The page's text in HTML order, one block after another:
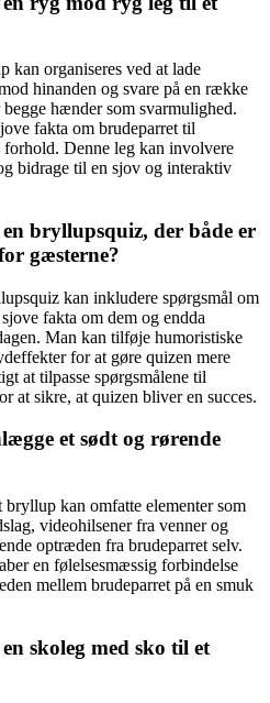
kan organiseres ved at lade
hinanden og svare på en række
hænder som svarmulighed.
fakta om brudeparret til
forhold. Denne leg kan involvere
bidrage til en sjov og interaktiv
bryllupsquiz, der både er
gæsterne?
kan inkludere spørgsmål om
fakta om dem og endda
Man kan tilføje humoristiske
for at gøre quizen mere
at tilpasse spørgsmålene til
at sikre, at quizen bliver en succes.
et sødt og rørende
kan omfatte elementer som
videohilsener fra venner og
optræden fra brudeparret selv.
en følelsesmæssig forbindelse
mellem brudeparret på en smuk
skoleg med sko til et